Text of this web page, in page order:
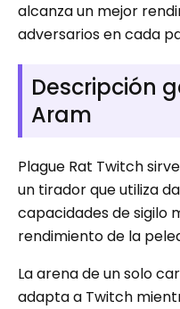
alcanza un mejor
adversarios en cada
Descripción
Aram
Plague Rat Twitch
un tirador que utiliza
capacidades de sigilo
rendimiento de la
La arena de un solo
adapta a Twitch